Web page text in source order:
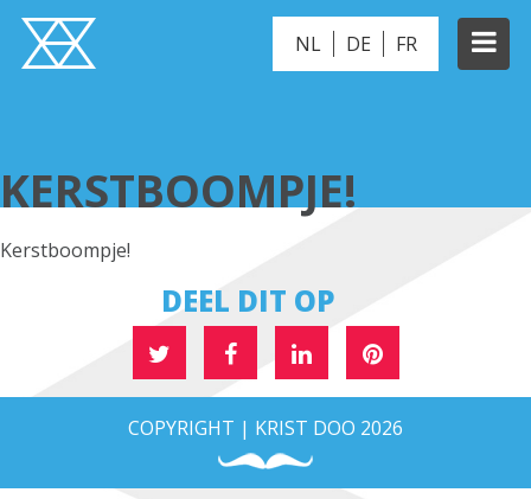
NL DE FR
KERSTBOOMPJE!
Kerstboompje!
DEEL DIT OP
COPYRIGHT | KRIST DOO 2026